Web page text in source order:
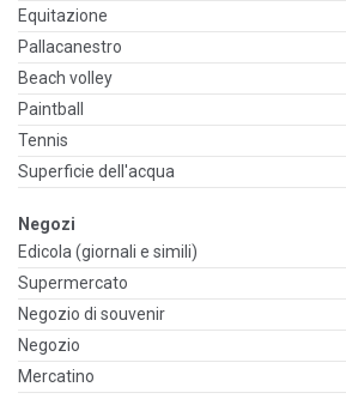
Equitazione
Pallacanestro
Beach volley
Paintball
Tennis
Superficie dell'acqua
Negozi
Edicola (giornali e simili)
Supermercato
Negozio di souvenir
Negozio
Mercatino